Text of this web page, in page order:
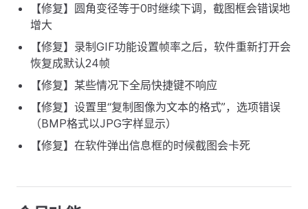
【修复】圆角变径等于0时继续下调，截图框会错误地
增大
【修复】录制GIF功能设置帧率之后，软件重新打开会
恢复成默认24帧
【修复】某些情况下全局快捷键不响应
【修复】设置里“复制图像为文本的格式”，选项错误
（BMP格式以JPG字样显示）
【修复】在软件弹出信息框的时候截图会卡死